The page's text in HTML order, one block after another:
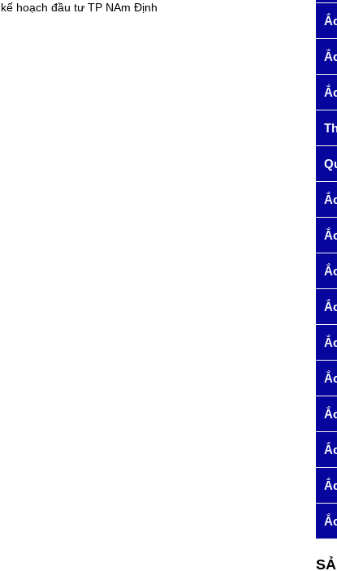
hoạch đầu tư TP NAm Định